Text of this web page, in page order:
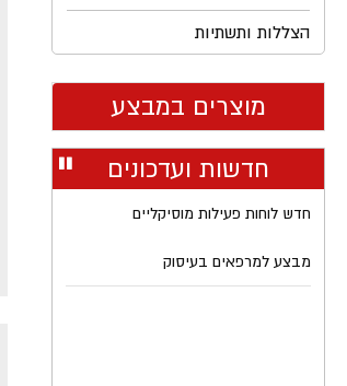
הצללות ותשתיות
מוצרים במבצע
עצור
חדשות ועדכונים
חדש לוחות פעילות מוסיקליים
מבצע למרפאים בעיסוק